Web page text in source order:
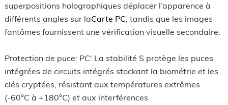
superpositions holographiques déplacer l’apparence à
différents angles sur laCarte PC, tandis que les images
fantômes fournissent une vérification visuelle secondaire.
Protection de puce: PC' La stabilité S protège les puces
intégrées de circuits intégrés stockant la biométrie et les
clés cryptées, résistant aux températures extrêmes
(-60°C à +180°C) et aux interférences